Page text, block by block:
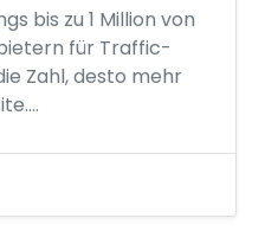
bis zu 1 Million von
für Traffic-
Zahl, desto mehr